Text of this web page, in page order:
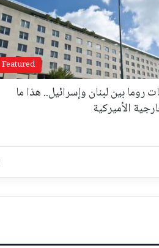
Featured
روما بين لبنان وإسرائيل.. هذا ما
الأميركية